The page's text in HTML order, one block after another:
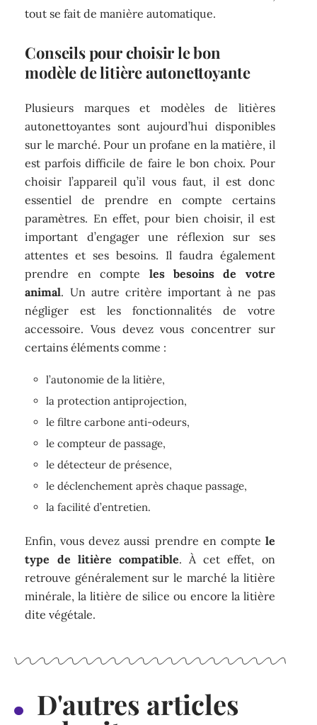
tout se fait de manière automatique.
Conseils pour choisir le bon
modèle de litière autonettoyante
Plusieurs marques et modèles de litières
autonettoyantes sont aujourd’hui disponibles
sur le marché. Pour un profane en la matière, il
est parfois difficile de faire le bon choix. Pour
choisir l’appareil qu’il vous faut, il est donc
essentiel de prendre en compte certains
paramètres. En effet, pour bien choisir, il est
important d’engager une réflexion sur ses
attentes et ses besoins. Il faudra également
prendre en compte les besoins de votre
animal. Un autre critère important à ne pas
négliger est les fonctionnalités de votre
accessoire. Vous devez vous concentrer sur
certains éléments comme :
l’autonomie de la litière,
la protection antiprojection,
le filtre carbone anti-odeurs,
le compteur de passage,
le détecteur de présence,
le déclenchement après chaque passage,
la facilité d’entretien.
Enfin, vous devez aussi prendre en compte le
type de litière compatible. À cet effet, on
retrouve généralement sur le marché la litière
minérale, la litière de silice ou encore la litière
dite végétale.
D'autres articles